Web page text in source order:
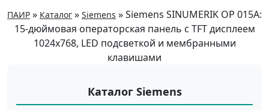
ПАИР » Каталог » Siemens »Siemens SINUMERIK OP 015A:
15-дюймовая операторская панель с TFT дисплеем
1024x768, LED подсветкой и мембранными
клавишами
Каталог Siemens